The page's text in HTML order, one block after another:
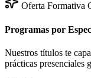
Oferta Formativa
Programas por
Nuestros títulos te
prácticas presenciales